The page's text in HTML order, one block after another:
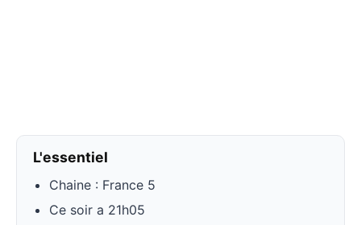
L'essentiel
Chaine : France 5
Ce soir a 21h05